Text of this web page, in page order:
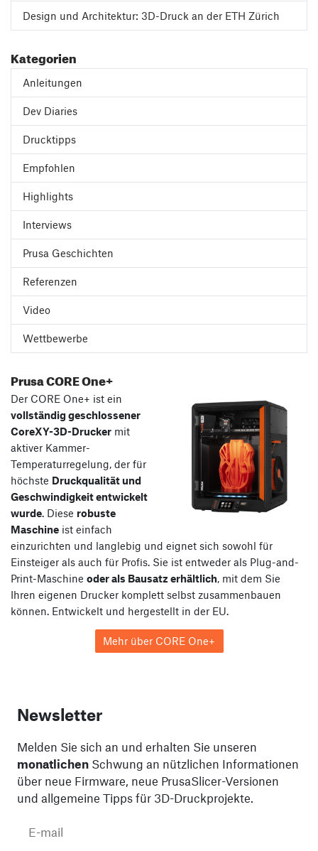
Design und Architektur: 3D-Druck an der ETH Zürich
Kategorien
Anleitungen
Dev Diaries
Drucktipps
Empfohlen
Highlights
Interviews
Prusa Geschichten
Referenzen
Video
Wettbewerbe
Prusa CORE One+
Der CORE One+ ist ein
vollständig geschlossener
CoreXY-3D-Drucker mit
aktiver Kammer-
Temperaturregelung, der für
höchste Druckqualität und
Geschwindigkeit entwickelt
wurde . Diese robuste
Maschine ist einfach
einzurichten und langlebig und eignet sich sowohl für
Einsteiger als auch für Profis. Sie ist entweder als Plug-and-
Print-Maschine oder als Bausatz erhältlich , mit dem Sie
Ihren eigenen Drucker komplett selbst zusammenbauen
können. Entwickelt und hergestellt in der EU.
Mehr über CORE One+
Newsletter
Melden Sie sich an und erhalten Sie unseren
monatlichen Schwung an nützlichen Informationen
über neue Firmware, neue PrusaSlicer-Versionen
und allgemeine Tipps für 3D-Druckprojekte.